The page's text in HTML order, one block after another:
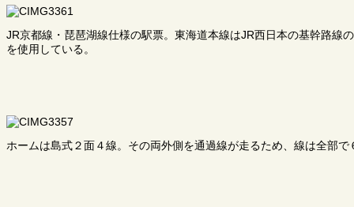
JR京都線・琵琶湖線仕様の駅票。東海道本線はJR西日本の基幹路線
を使用している。
ホームは島式２面４線。その両外側を通過線が走るため、線は全部で